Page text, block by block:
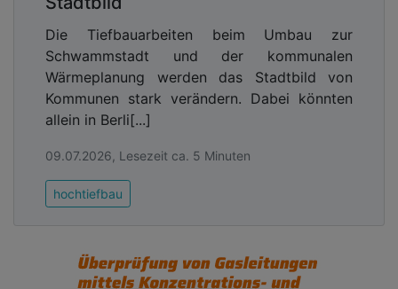
Die Tiefbauarbeiten beim Umbau zur
Schwammstadt und der kommunalen
Wärmeplanung werden das Stadtbild von
Kommunen stark verändern. Dabei könnten
allein in Berli[...]
09.07.2026, Lesezeit ca. 5 Minuten
hochtiefbau